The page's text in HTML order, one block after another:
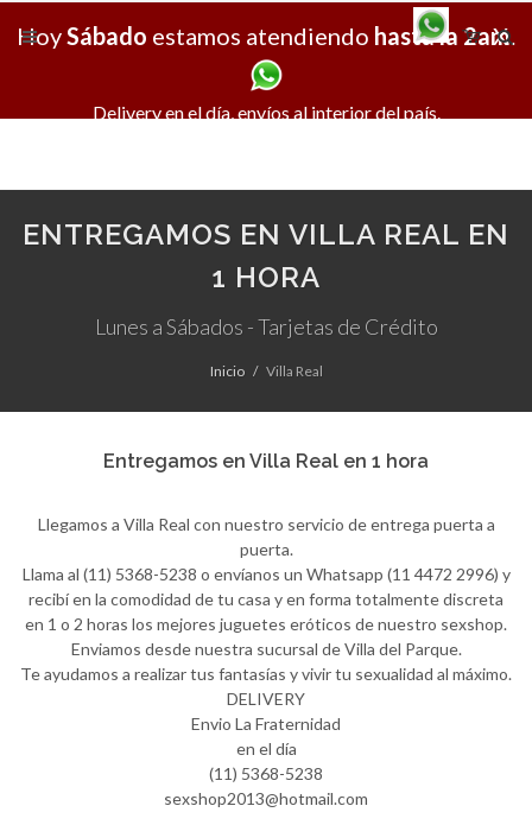
X
HoySábado estamos atendiendo hasta la 2am.
Delivery en el día, envíos al interior del país.
ENTREGAMOS EN VILLA REAL EN
1 HORA
Lunes a Sábados - Tarjetas de Crédito
Inicio Villa Real
Entregamos en Villa Real en 1 hora
Llegamos a Villa Real con nuestro servicio de entrega puerta a
puerta.
Llama al (11) 5368-5238 o envíanos un Whatsapp (11 4472 2996) y
recibí en la comodidad de tu casa y en forma totalmente discreta
en 1 o 2 horas los mejores juguetes eróticos de nuestro sexshop.
Enviamos desde nuestra sucursal de Villa del Parque.
Te ayudamos a realizar tus fantasías y vivir tu sexualidad al máximo.
DELIVERY
Envio La Fraternidad
en el día
(11) 5368-5238
sexshop2013@hotmail.com